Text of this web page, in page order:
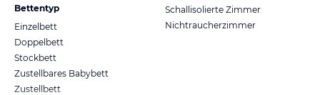
Bettentyp
Einzelbett
Doppelbett
Stockbett
Zustellbares Babybett
Zustellbett
Schallisolierte Zimmer
Nichtraucherzimmer